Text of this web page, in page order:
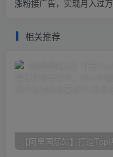
涨粉接广告，实现月入过万
相关推荐